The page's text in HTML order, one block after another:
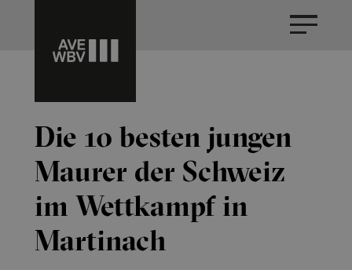
Die 10 besten jungen
Maurer der Schweiz
im Wettkampf in
Martinach